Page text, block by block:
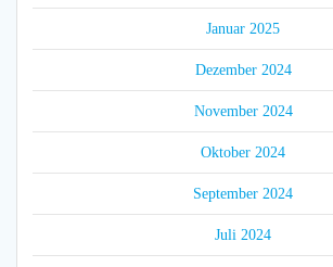
Januar 2025
Dezember 2024
November 2024
Oktober 2024
September 2024
Juli 2024